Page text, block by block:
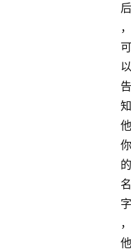
后
，
可
以
告
知
他
你
的
名
字
，
他